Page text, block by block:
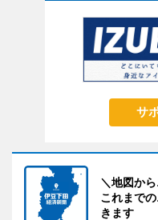
サ
＼地図か
これまで
きます